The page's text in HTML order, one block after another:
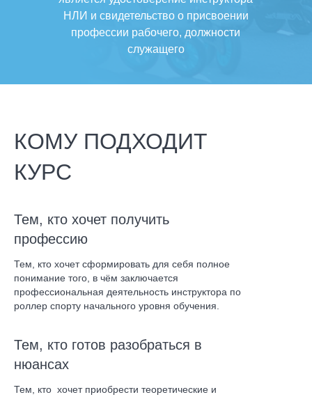
НЛИ и свидетельство о присвоении
профессии рабочего, должности
служащего
КОМУ ПОДХОДИТ
КУРС
Тем, кто хочет получить
профессию
Тем, кто хочет сформировать для себя полное
понимание того, в чём заключается
профессиональная деятельность инструктора по
роллер спорту начального уровня обучения.
Тем, кто готов разобраться в
нюансах
Тем, кто хочет приобрести теоретические и